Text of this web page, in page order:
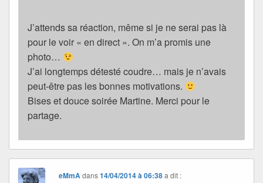
J’attends sa réaction, même si je ne serai pas là
pour le voir « en direct ». On m’a promis une
photo…
J’ai longtemps détesté coudre… mais je n’avais
peut-être pas les bonnes motivations.
Bises et douce soirée Martine. Merci pour le
partage.
eMmAdans14/04/2014 à 06:38 a dit :